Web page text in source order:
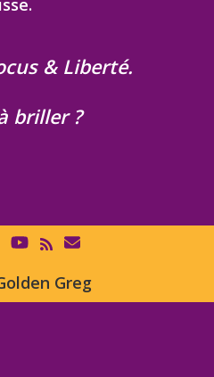
& Liberté.
briller ?
Greg